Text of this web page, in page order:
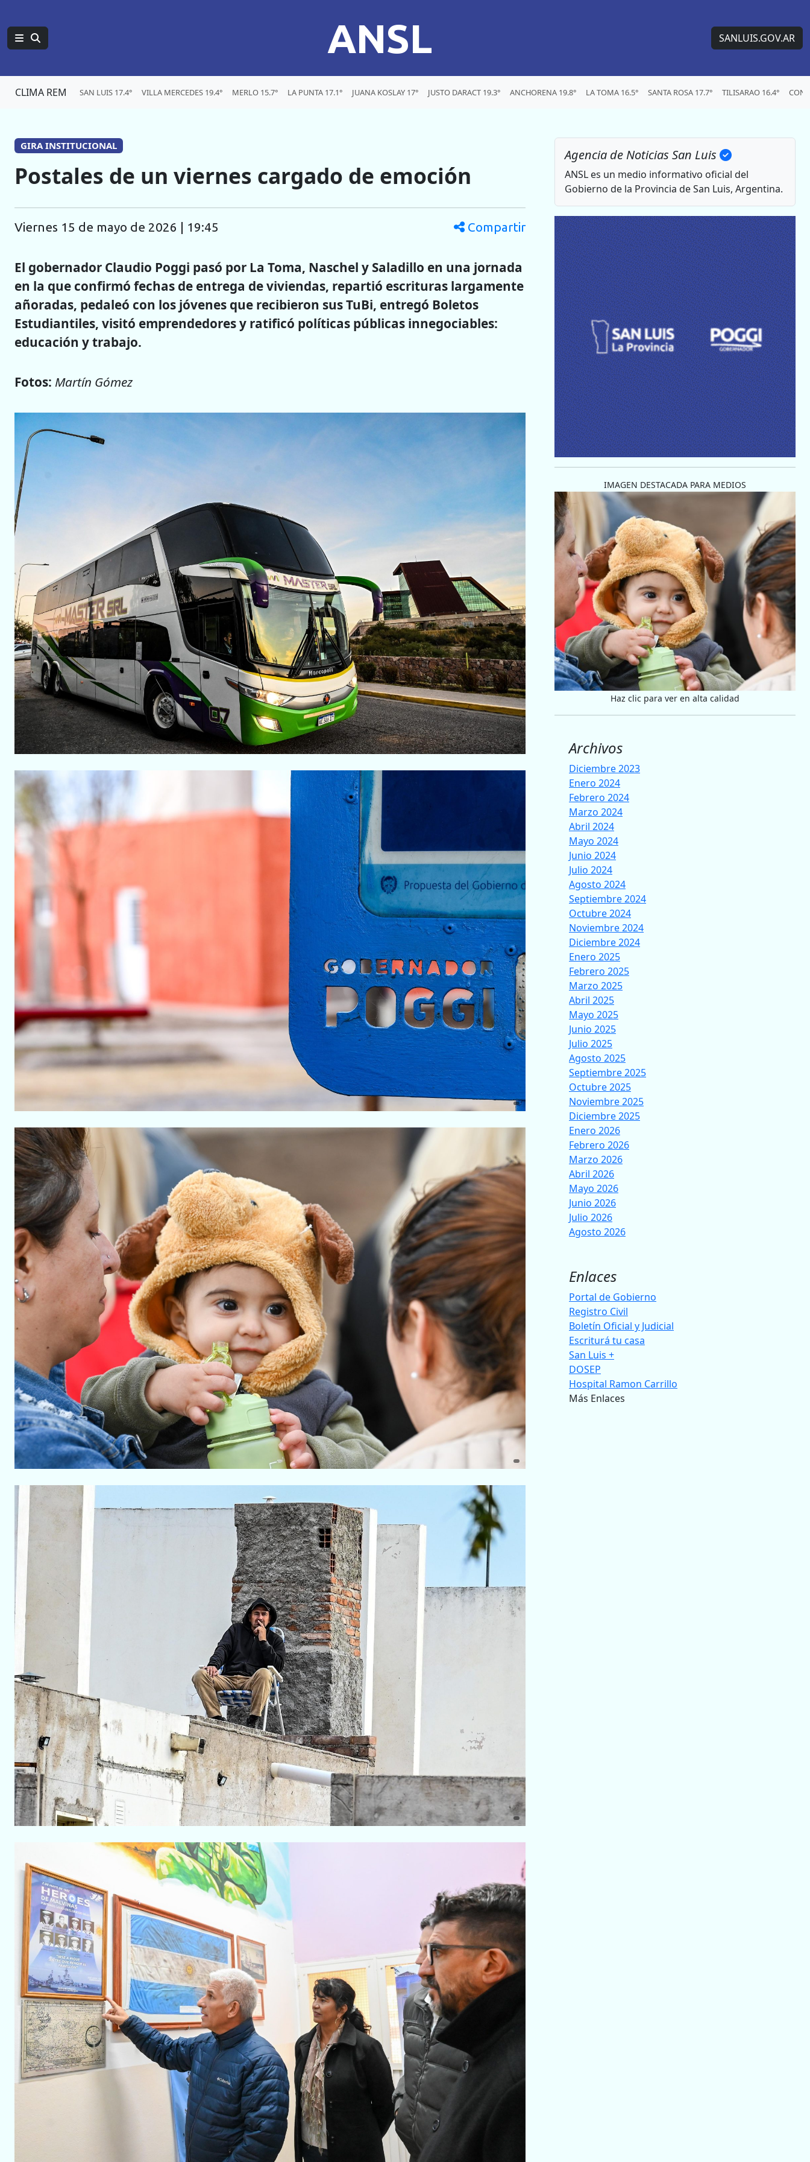
ANSL SANLUIS.GOV.AR
CLIMA REM SAN LUIS 17.4° VILLA MERCEDES 19.4° MERLO 15.7° LA PUNTA 17.1° JUANA KOSLAY 17° JUSTO DARACT 19.3° ANCHORENA 19.8° LA TOMA 16.5° SANTA ROSA 17.7° TILISARAO 16.4°
GIRA INSTITUCIONAL
Postales de un viernes cargado de emoción
viernes 15 de mayo de 2026 | 19:45 Compartir
El gobernador Claudio Poggi pasó por La Toma, Naschel y Saladillo en una jornada
en la que confirmó fechas de entrega de viviendas, repartió escrituras largamente
añoradas, pedaleó con los jóvenes que recibieron sus TuBi, entregó Boletos
Estudiantiles, visitó emprendedores y ratificó políticas públicas innegociables:
educación y trabajo.
Fotos: Martín Gómez
Agencia de Noticias San Luis
ANSL es un medio informativo oficial del
Gobierno de la Provincia de San Luis, Argentina.
IMAGEN DESTACADA PARA MEDIOS
Haz clic para ver en alta calidad
Archivos
Diciembre 2023
Enero 2024
Febrero 2024
Marzo 2024
Abril 2024
Mayo 2024
Junio 2024
Julio 2024
Agosto 2024
Septiembre 2024
Octubre 2024
Noviembre 2024
Diciembre 2024
Enero 2025
Febrero 2025
Marzo 2025
Abril 2025
Mayo 2025
Junio 2025
Julio 2025
Agosto 2025
Septiembre 2025
Octubre 2025
Noviembre 2025
Diciembre 2025
Enero 2026
Febrero 2026
Marzo 2026
Abril 2026
Mayo 2026
Junio 2026
Julio 2026
Agosto 2026
Enlaces
Portal de Gobierno
Registro Civil
Boletín Oficial y Judicial
Escriturá tu casa
San Luis +
DOSEP
Hospital Ramon Carrillo
Más Enlaces